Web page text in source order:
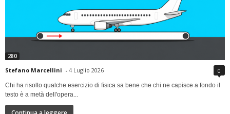
280
Stefano Marcellini - 4 Luglio 2026 0
Chi ha risolto qualche esercizio di fisica sa bene che chi ne capisce a fondo il
testo è a metà dell'opera...